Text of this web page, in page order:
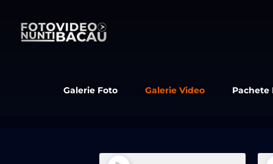
content
Galerie Foto Galerie Video Pachete